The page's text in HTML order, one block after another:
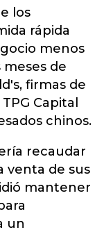
los
rápida
menos
de
firmas de
Capital
chinos.
recaudar
venta de sus
mantener
un